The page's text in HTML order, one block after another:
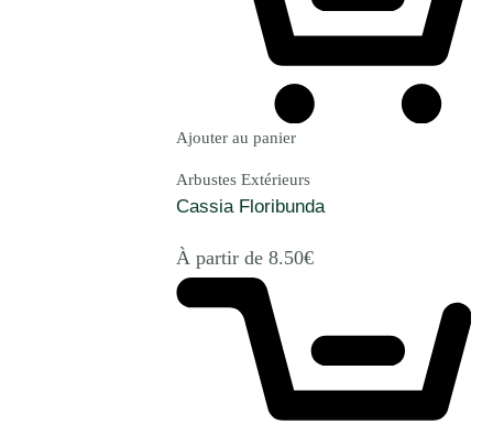
Ajouter au panier
Arbustes Extérieurs
Cassia Floribunda
À partir de 8.50€